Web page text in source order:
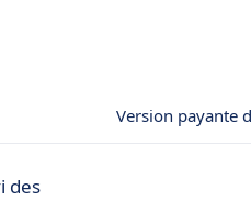
Version payante
des